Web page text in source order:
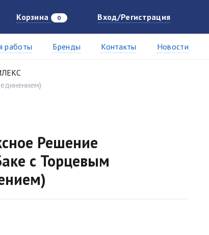
Корзина 0 Вход/Регистрация
работы Бренды Контакты Новости
Решение
с Торцевым